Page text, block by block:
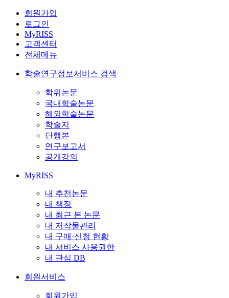
회원가입
로그인
MyRISS
고객센터
전체메뉴
학술연구정보서비스 검색
학위논문
국내학술논문
해외학술논문
학술지
단행본
연구보고서
공개강의
MyRISS
내 추천논문
내 책장
내 최근 본 논문
내 저작물관리
내 구매·신청 현황
내 서비스 사용권한
내 관심 DB
회원서비스
회원가입